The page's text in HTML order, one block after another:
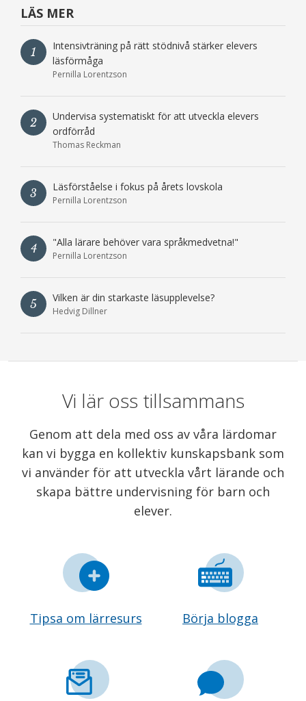
LÄS MER
1
Intensivträning på rätt stödnivå stärker elevers
läsförmåga
Pernilla Lorentzson
2
Undervisa systematiskt för att utveckla elevers
ordförråd
Thomas Reckman
3 Läsförståelse i fokus på årets lovskola
Pernilla Lorentzson
4 "Alla lärare behöver vara språkmedvetna!"
Pernilla Lorentzson
5 Vilken är din starkaste läsupplevelse?
Hedvig Dillner
Vi lär oss tillsammans
Genom att dela med oss av våra lärdomar
kan vi bygga en kollektiv kunskapsbank som
vi använder för att utveckla vårt lärande och
skapa bättre undervisning för barn och
elever.
Tipsa om lärresurs Börja blogga